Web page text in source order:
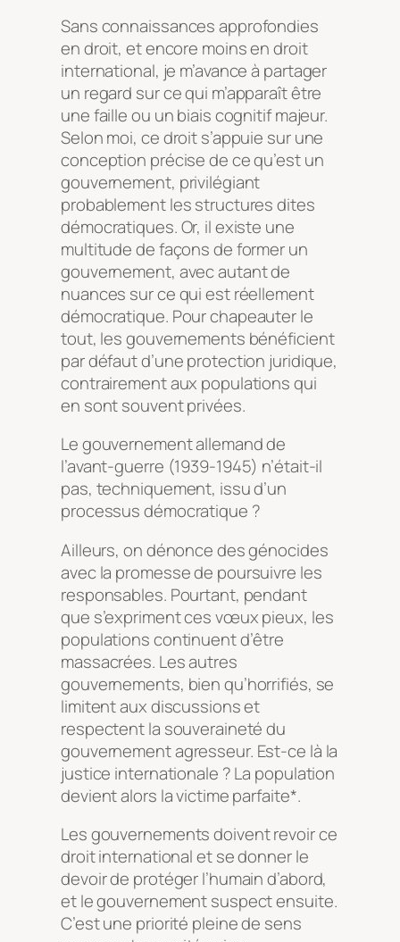
Sans connaissances approfondies
en droit, et encore moins en droit
international, je m’avance à partager
un regard sur ce qui m’apparaît être
une faille ou un biais cognitif majeur.
Selon moi, ce droit s’appuie sur une
conception précise de ce qu’est un
gouvernement, privilégiant
probablement les structures dites
démocratiques. Or, il existe une
multitude de façons de former un
gouvernement, avec autant de
nuances sur ce qui est réellement
démocratique. Pour chapeauter le
tout, les gouvernements bénéficient
par défaut d’une protection juridique,
contrairement aux populations qui
en sont souvent privées.
Le gouvernement allemand de
l’avant-guerre (1939-1945) n’était-il
pas, techniquement, issu d’un
processus démocratique ?
Ailleurs, on dénonce des génocides
avec la promesse de poursuivre les
responsables. Pourtant, pendant
que s’expriment ces vœux pieux, les
populations continuent d’être
massacrées. Les autres
gouvernements, bien qu’horrifiés, se
limitent aux discussions et
respectent la souveraineté du
gouvernement agresseur. Est-ce là la
justice internationale ? La population
devient alors la victime parfaite*.
Les gouvernements doivent revoir ce
droit international et se donner le
devoir de protéger l’humain d’abord,
et le gouvernement suspect ensuite.
C’est une priorité pleine de sens